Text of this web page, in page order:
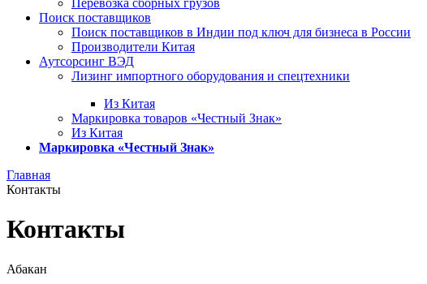
Перевозка сборных грузов
Поиск поставщиков
Поиск поставщиков в Индии под ключ для бизнеса в России
Производители Китая
Аутсорсинг ВЭД
Лизинг импортного оборудования и спецтехники
Из Китая
Маркировка товаров «Честный Знак»
Из Китая
Маркировка «Честный Знак»
Главная
Контакты
Контакты
Абакан